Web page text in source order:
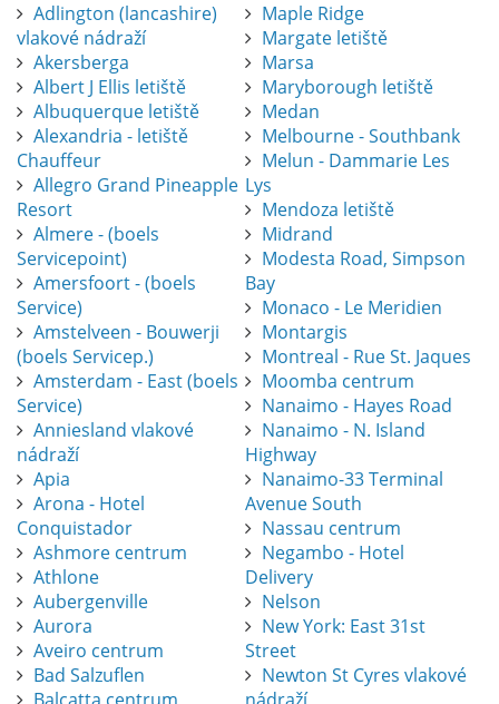
Adlington (lancashire)
vlakové nádraží
Akersberga
Albert J Ellis letiště
Albuquerque letiště
Alexandria - letiště
Chauffeur
Allegro Grand Pineapple
Resort
Almere - (boels
Servicepoint)
Amersfoort - (boels
Service)
Amstelveen - Bouwerji
(boels Servicep.)
Amsterdam - East (boels
Service)
Anniesland vlakové
nádraží
Apia
Arona - Hotel
Conquistador
Ashmore centrum
Athlone
Aubergenville
Aurora
Aveiro centrum
Bad Salzuflen
Maple Ridge
Margate letiště
Marsa
Maryborough letiště
Medan
Melbourne - Southbank
Melun - Dammarie Les
Lys
Mendoza letiště
Midrand
Modesta Road, Simpson
Bay
Monaco - Le Meridien
Montargis
Montreal - Rue St. Jaques
Moomba centrum
Nanaimo - Hayes Road
Nanaimo - N. Island
Highway
Nanaimo-33 Terminal
Avenue South
Nassau centrum
Negambo - Hotel
Delivery
Nelson
New York: East 31st
Street
Newton St Cyres vlakové